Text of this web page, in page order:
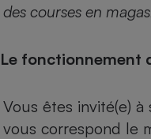
des courses en
Le fonctionnement
Vous êtes invité(e)
vous correspond le